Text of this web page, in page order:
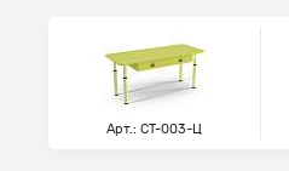
Арт.: СТ-003-Ц